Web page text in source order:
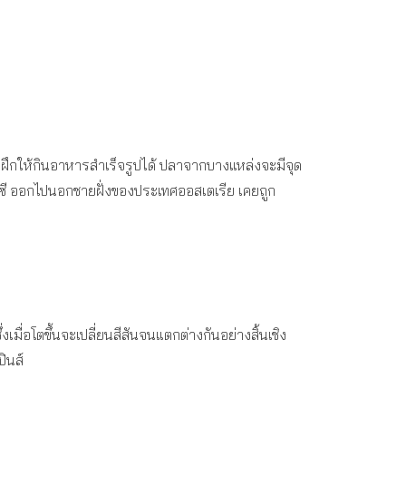
ให้กินอาหารสำเร็จรูปได้ ปลาจากบางแหล่งจะมีจุด
กไปนอกชายฝั่งของประเทศออสเตเรีย เคยถูก
เมื่อโตขึ้นจะเปลี่ยนสีสันจนแตกต่างกันอย่างสิ้นเชิง
นส์